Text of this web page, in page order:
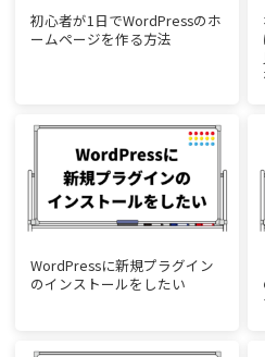
初心者が1日でWordPressのホ
ームページを作る方法
WordPressに新規プラグイン
のインストールをしたい